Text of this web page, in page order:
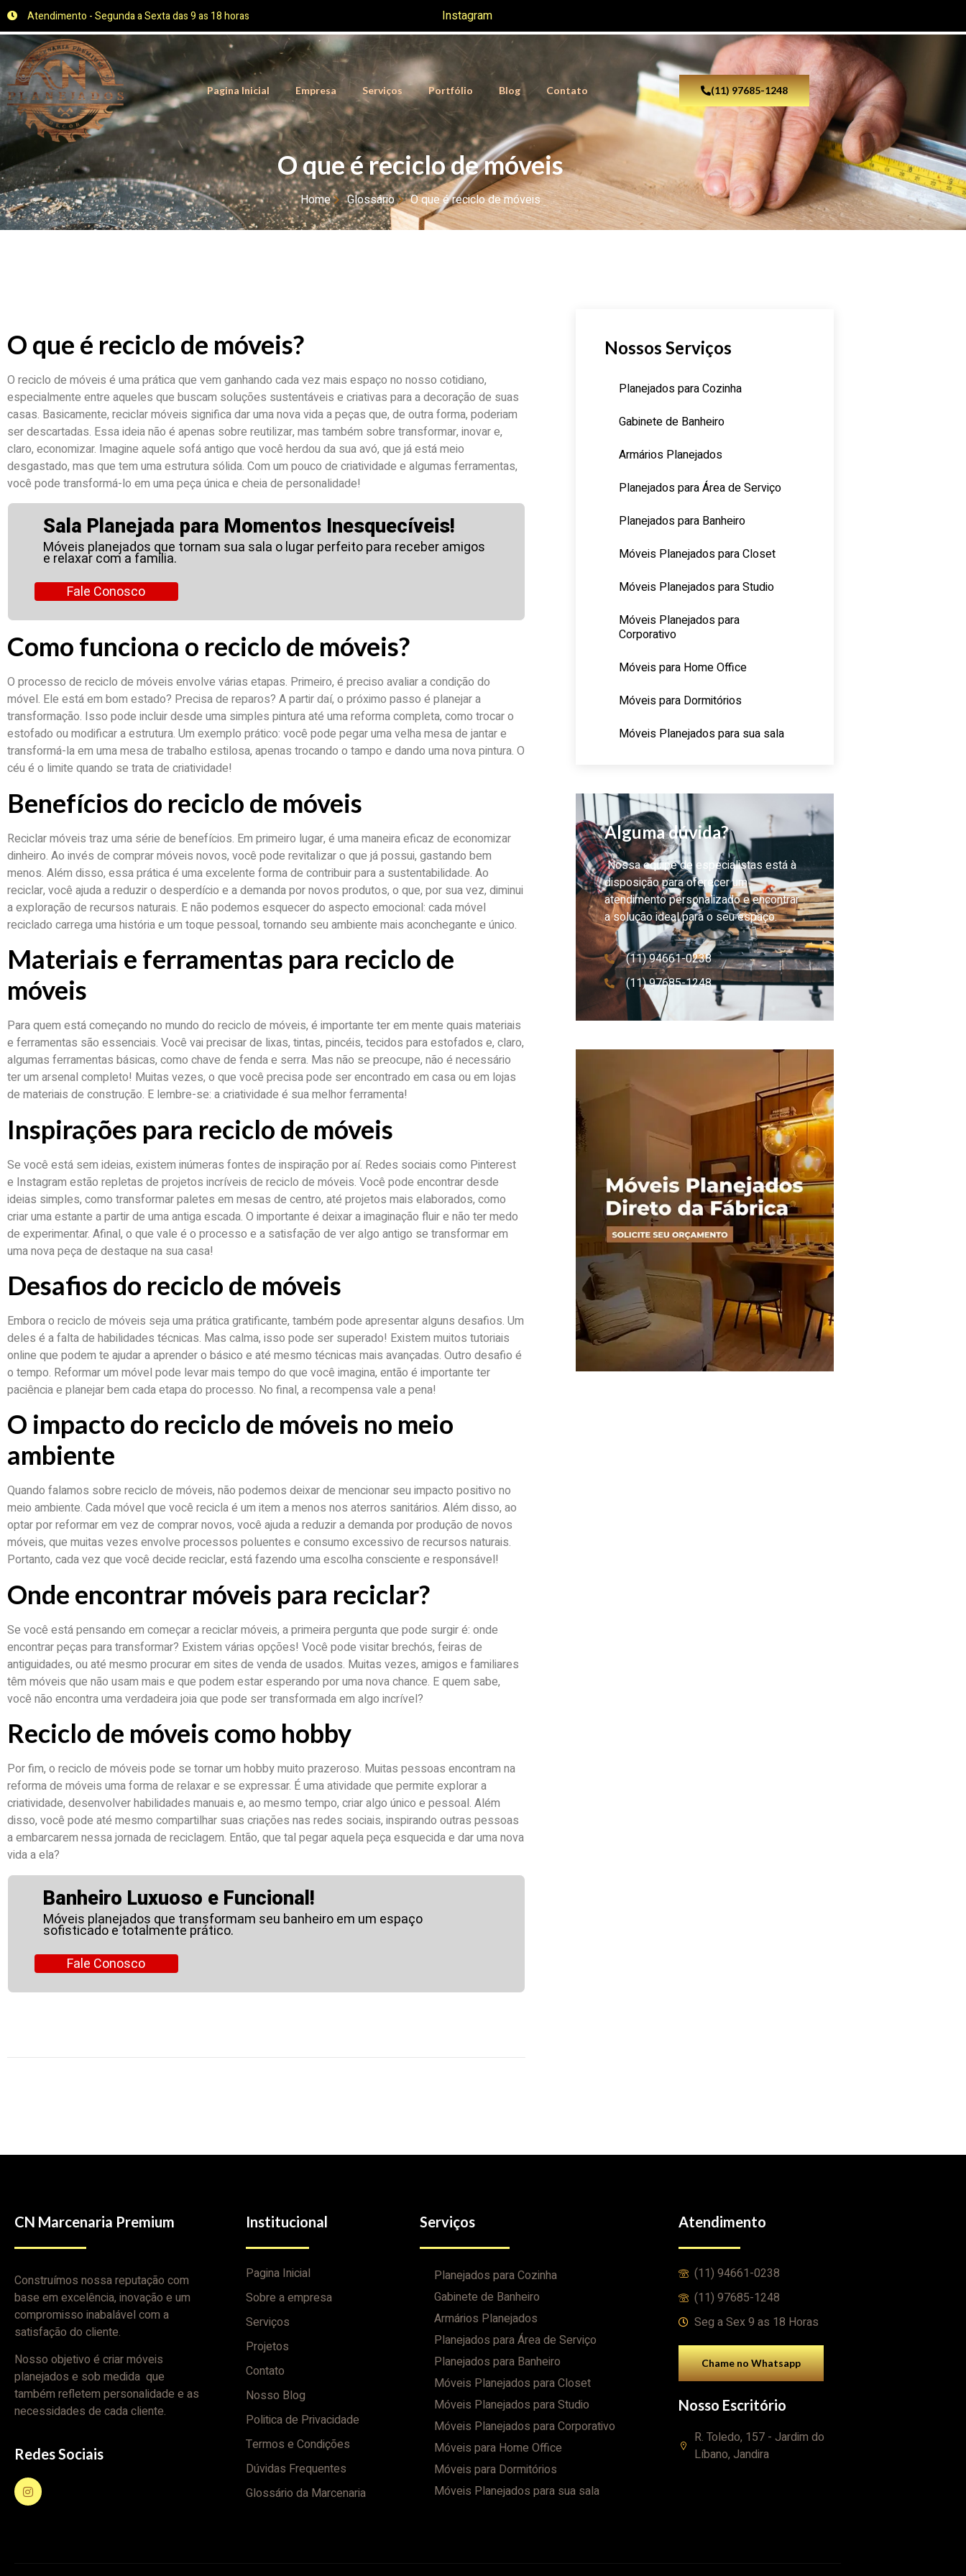
Atendimento - Segunda a Sexta das 9 as 18 horas Instagram
Pagina Inicial Empresa Serviços Portfólio Blog Contato (11) 97685-1248
O que é reciclo de móveis
Home Glossário O que é reciclo de móveis
O que é reciclo de móveis?
O reciclo de móveis é uma prática que vem ganhando cada vez mais espaço no nosso cotidiano,
especialmente entre aqueles que buscam soluções sustentáveis e criativas para a decoração de suas
casas. Basicamente, reciclar móveis significa dar uma nova vida a peças que, de outra forma, poderiam
ser descartadas. Essa ideia não é apenas sobre reutilizar, mas também sobre transformar, inovar e,
claro, economizar. Imagine aquele sofá antigo que você herdou da sua avó, que já está meio
desgastado, mas que tem uma estrutura sólida. Com um pouco de criatividade e algumas ferramentas,
você pode transformá-lo em uma peça única e cheia de personalidade!
Sala Planejada para Momentos Inesquecíveis!
Móveis planejados que tornam sua sala o lugar perfeito para receber amigos
e relaxar com a família.
Fale Conosco
Como funciona o reciclo de móveis?
O processo de reciclo de móveis envolve várias etapas. Primeiro, é preciso avaliar a condição do
móvel. Ele está em bom estado? Precisa de reparos? A partir daí, o próximo passo é planejar a
transformação. Isso pode incluir desde uma simples pintura até uma reforma completa, como trocar o
estofado ou modificar a estrutura. Um exemplo prático: você pode pegar uma velha mesa de jantar e
transformá-la em uma mesa de trabalho estilosa, apenas trocando o tampo e dando uma nova pintura. O
céu é o limite quando se trata de criatividade!
Benefícios do reciclo de móveis
Reciclar móveis traz uma série de benefícios. Em primeiro lugar, é uma maneira eficaz de economizar
dinheiro. Ao invés de comprar móveis novos, você pode revitalizar o que já possui, gastando bem
menos. Além disso, essa prática é uma excelente forma de contribuir para a sustentabilidade. Ao
reciclar, você ajuda a reduzir o desperdício e a demanda por novos produtos, o que, por sua vez, diminui
a exploração de recursos naturais. E não podemos esquecer do aspecto emocional: cada móvel
reciclado carrega uma história e um toque pessoal, tornando seu ambiente mais aconchegante e único.
Materiais e ferramentas para reciclo de
móveis
Para quem está começando no mundo do reciclo de móveis, é importante ter em mente quais materiais
e ferramentas são essenciais. Você vai precisar de lixas, tintas, pincéis, tecidos para estofados e, claro,
algumas ferramentas básicas, como chave de fenda e serra. Mas não se preocupe, não é necessário
ter um arsenal completo! Muitas vezes, o que você precisa pode ser encontrado em casa ou em lojas
de materiais de construção. E lembre-se: a criatividade é sua melhor ferramenta!
Inspirações para reciclo de móveis
Se você está sem ideias, existem inúmeras fontes de inspiração por aí. Redes sociais como Pinterest
e Instagram estão repletas de projetos incríveis de reciclo de móveis. Você pode encontrar desde
ideias simples, como transformar paletes em mesas de centro, até projetos mais elaborados, como
criar uma estante a partir de uma antiga escada. O importante é deixar a imaginação fluir e não ter medo
de experimentar. Afinal, o que vale é o processo e a satisfação de ver algo antigo se transformar em
uma nova peça de destaque na sua casa!
Desafios do reciclo de móveis
Embora o reciclo de móveis seja uma prática gratificante, também pode apresentar alguns desafios. Um
deles é a falta de habilidades técnicas. Mas calma, isso pode ser superado! Existem muitos tutoriais
online que podem te ajudar a aprender o básico e até mesmo técnicas mais avançadas. Outro desafio é
o tempo. Reformar um móvel pode levar mais tempo do que você imagina, então é importante ter
paciência e planejar bem cada etapa do processo. No final, a recompensa vale a pena!
O impacto do reciclo de móveis no meio
ambiente
Quando falamos sobre reciclo de móveis, não podemos deixar de mencionar seu impacto positivo no
meio ambiente. Cada móvel que você recicla é um item a menos nos aterros sanitários. Além disso, ao
optar por reformar em vez de comprar novos, você ajuda a reduzir a demanda por produção de novos
móveis, que muitas vezes envolve processos poluentes e consumo excessivo de recursos naturais.
Portanto, cada vez que você decide reciclar, está fazendo uma escolha consciente e responsável!
Onde encontrar móveis para reciclar?
Se você está pensando em começar a reciclar móveis, a primeira pergunta que pode surgir é: onde
encontrar peças para transformar? Existem várias opções! Você pode visitar brechós, feiras de
antiguidades, ou até mesmo procurar em sites de venda de usados. Muitas vezes, amigos e familiares
têm móveis que não usam mais e que podem estar esperando por uma nova chance. E quem sabe,
você não encontra uma verdadeira joia que pode ser transformada em algo incrível?
Reciclo de móveis como hobby
Por fim, o reciclo de móveis pode se tornar um hobby muito prazeroso. Muitas pessoas encontram na
reforma de móveis uma forma de relaxar e se expressar. É uma atividade que permite explorar a
criatividade, desenvolver habilidades manuais e, ao mesmo tempo, criar algo único e pessoal. Além
disso, você pode até mesmo compartilhar suas criações nas redes sociais, inspirando outras pessoas
a embarcarem nessa jornada de reciclagem. Então, que tal pegar aquela peça esquecida e dar uma nova
vida a ela?
Banheiro Luxuoso e Funcional!
Móveis planejados que transformam seu banheiro em um espaço
sofisticado e totalmente prático.
Fale Conosco
Nossos Serviços
Planejados para Cozinha
Gabinete de Banheiro
Armários Planejados
Planejados para Área de Serviço
Planejados para Banheiro
Móveis Planejados para Closet
Móveis Planejados para Studio
Móveis Planejados para
Corporativo
Móveis para Home Office
Móveis para Dormitórios
Móveis Planejados para sua sala
Alguma dúvida?
Nossa equipe de especialistas está à
disposição para oferecer um
atendimento personalizado e encontrar
a solução ideal para o seu espaço.
(11) 94661-0238
(11) 97685-1248
CN Marcenaria Premium
Construímos nossa reputação com
base em excelência, inovação e um
compromisso inabalável com a
satisfação do cliente.
Nosso objetivo é criar móveis
planejados e sob medida que
também refletem personalidade e as
necessidades de cada cliente.
Redes Sociais
Institucional
Pagina Inicial
Sobre a empresa
Serviços
Projetos
Contato
Nosso Blog
Politica de Privacidade
Termos e Condições
Dúvidas Frequentes
Glossário da Marcenaria
Serviços
Planejados para Cozinha
Gabinete de Banheiro
Armários Planejados
Planejados para Área de Serviço
Planejados para Banheiro
Móveis Planejados para Closet
Móveis Planejados para Studio
Móveis Planejados para Corporativo
Móveis para Home Office
Móveis para Dormitórios
Móveis Planejados para sua sala
Atendimento
(11) 94661-0238
(11) 97685-1248
Seg a Sex 9 as 18 Horas
Chame no Whatsapp
Nosso Escritório
R. Toledo, 157 - Jardim do
Líbano, Jandira